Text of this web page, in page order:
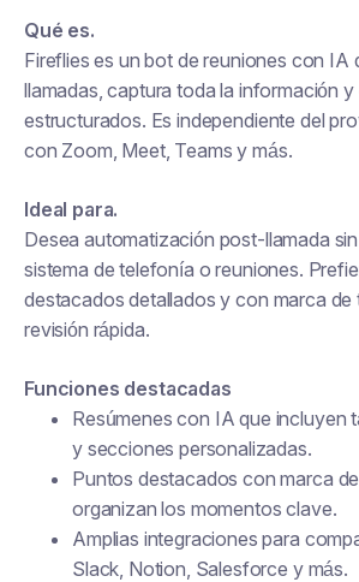
Qué es.
Fireflies es un bot de reuniones con IA
llamadas, captura toda la información
estructurados. Es independiente del
con Zoom, Meet, Teams y más.
Ideal para.
Desea automatización post-llamada
sistema de telefonía o reuniones.
destacados detallados y con marca de
revisión rápida.
Funciones destacadas
Resúmenes con IA que incluyen
y secciones personalizadas.
Puntos destacados con marca
organizan los momentos clave.
Amplias integraciones para
Slack, Notion, Salesforce y más.